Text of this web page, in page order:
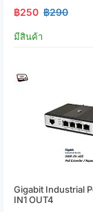
฿250 ฿290
มีสินค้า
Gigabit Industrial
IN1 OUT4